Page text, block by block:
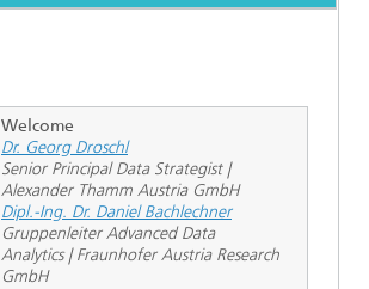
Welcome
Dr. Georg Droschl
Senior Principal Data Strategist |
Alexander Thamm Austria GmbH
Dipl.-Ing. Dr. Daniel Bachlechner
Gruppenleiter Advanced Data
Analytics | Fraunhofer Austria Research
GmbH